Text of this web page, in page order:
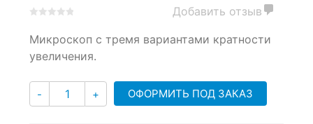
out
based
ratings
Добавить отзыв
Микроскоп с тремя вариантами кратности
увеличения.
- Количество
+ ОФОРМИТЬ ПОД ЗАКАЗ